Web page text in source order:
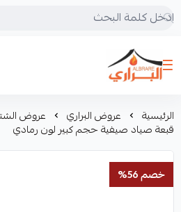
البراري للرحلات
الرئيسية عروض البراري عروض
قبعة صياد صيفية حجم كبير لون رمادي
خصم 56%